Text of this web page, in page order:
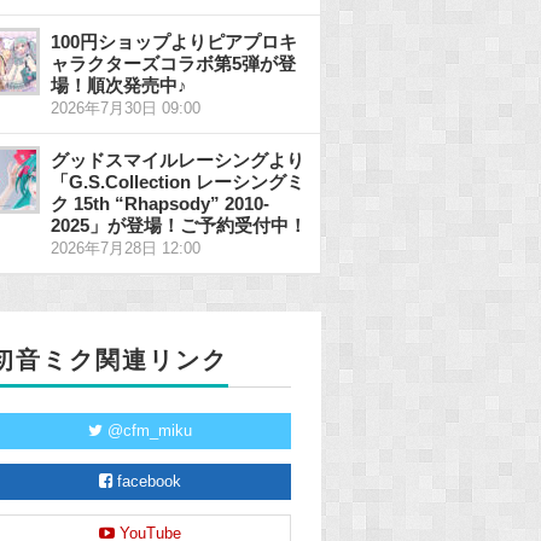
100円ショップよりピアプロキ
ャラクターズコラボ第5弾が登
場！順次発売中♪
2026年7月30日 09:00
グッドスマイルレーシングより
「G.S.Collection レーシングミ
ク 15th “Rhapsody” 2010-
2025」が登場！ご予約受付中！
2026年7月28日 12:00
音ミク関連リンク
@cfm_miku
facebook
YouTube